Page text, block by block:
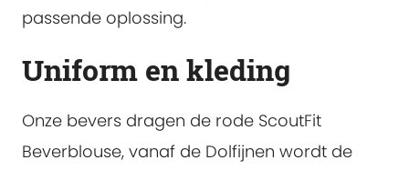
passende oplossing.
Uniform en kleding
Onze bevers dragen de rode ScoutFit
Beverblouse, vanaf de Dolfijnen wordt de